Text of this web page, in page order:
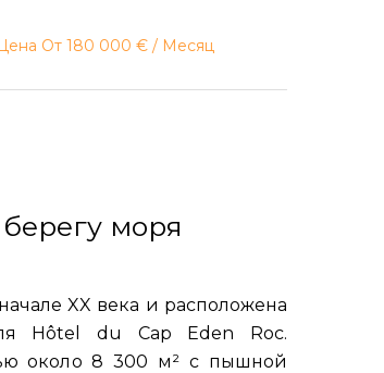
Цена От 180 000 € / Месяц
моря
XX века и расположена
Hôtel du Cap Eden Roc.
около 8 300 м² с пышной